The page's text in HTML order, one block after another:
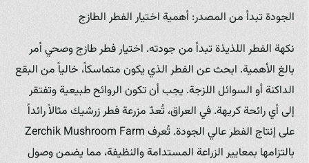
الجودة تبدأ من المصدر: أهمية اختيار الفطر الطازج
نكهة الفطر اللذيذة تبدأ من جودته. اختيار فطر طازج وصحي أمر
بالغ الأهمية. ابحث عن الفطر الذي يكون متماسكاً، خالياً من البقع
الداكنة أو السوائل اللزجة. يجب أن تكون الروائح طبيعية وتفتقر
إلى أي رائحة كريهة. في العراق، تُعدّ مزرعة فطر زرشيك مثالاً رائداً
على إنتاج الفطر عالي الجودة. تُعرف Zerchik Mushroom Farm
بالتزامها بمعايير الزراعة المستدامة والنظيفة، مما يضمن وصول